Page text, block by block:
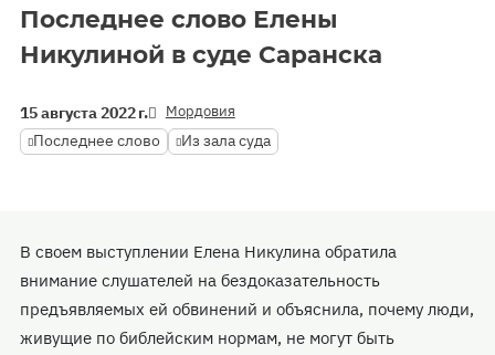
Последнее слово Елены
Никулиной в суде Саранска
15 августа 2022 г. Мордовия
Последнее слово Из зала суда
В своем выступлении Елена Никулина обратила
внимание слушателей на бездоказательность
предъявляемых ей обвинений и объяснила, почему люди,
живущие по библейским нормам, не могут быть